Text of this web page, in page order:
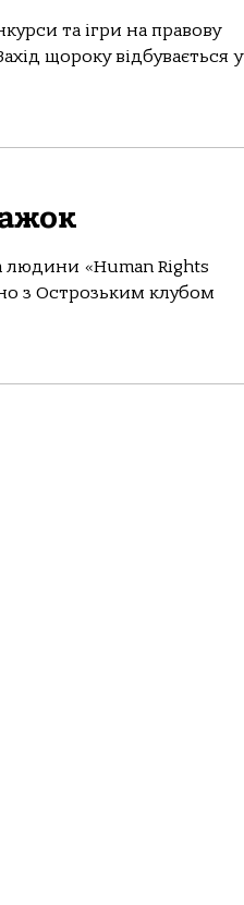
та ігри на правову
щороку відбувається у
людини «Human Rights
з Острозьким клубом